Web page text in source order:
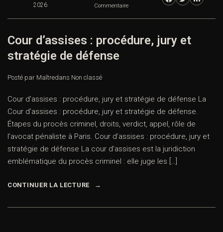
2026 Commentaire
Cour d’assises : procédure, jury et
stratégie de défense
Posté par Maîtredans Non classé
Cour d’assises : procédure, jury et stratégie de défense La
Cour d’assises : procédure, jury et stratégie de défense.
Étapes du procès criminel, droits, verdict, appel, rôle de
l’avocat pénaliste à Paris. Cour d’assises : procédure, jury et
stratégie de défense La cour d’assises est la juridiction
emblématique du procès criminel : elle juge les […]
CONTINUER LA LECTURE